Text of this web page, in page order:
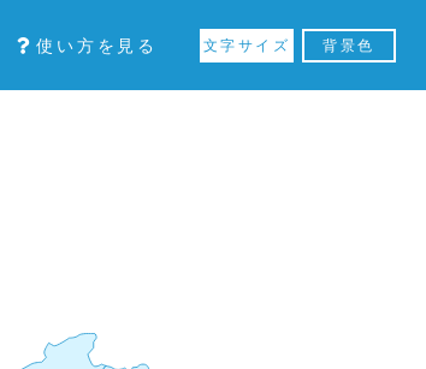
使い方を見る 文字サイズ 背景色